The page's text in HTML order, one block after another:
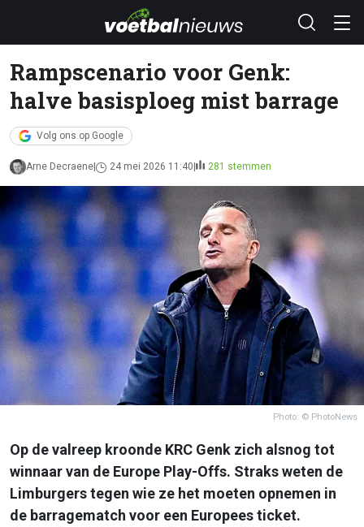
Rampscenario voor Genk:
halve basisploeg mist barrage
Volg ons op Google
Arne Decraene 24 mei 2026 11:40 281 stemmen
Photo: © PhotoNews
Op de valreep kroonde KRC Genk zich alsnog tot
winnaar van de Europe Play-Offs. Straks weten de
Limburgers tegen wie ze het moeten opnemen in
de barragematch voor een Europees ticket.